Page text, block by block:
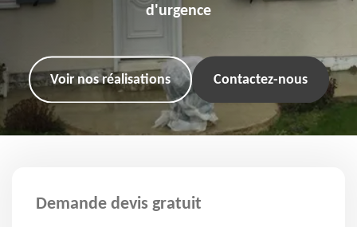
d'urgence
Voir nos réalisations Contactez-nous
Demande devis gratuit